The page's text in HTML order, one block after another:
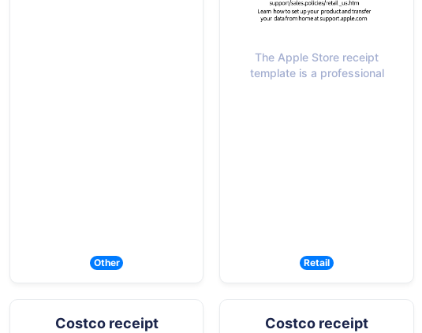
Other
The Apple Store receipt
template is a professional
Retail
Costco receipt
Costco receipt